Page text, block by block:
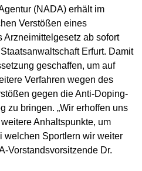
HINWEISE
IM SPORT
DER
(TUE)
TESTPOOL-
ATHLETEN
ATHLETINNEN
BEI PFERDEN
(NADA) erhält im
Verstößen eines
Arzneimittelgesetz ab sofort
Erfurt. Damit
geschaffen, um auf
Verfahren wegen des
gegen die Anti-Doping-
zu bringen. „Wir erhoffen uns
Anhaltspunkte, um
welchen Sportlern wir weiter
Vorstandsvorsitzende Dr.